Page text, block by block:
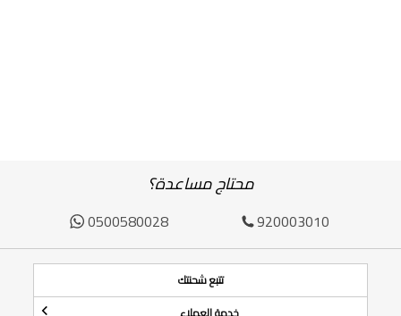
محتاج مساعدة؟
920003010
0500580028
تتبع شحنتك